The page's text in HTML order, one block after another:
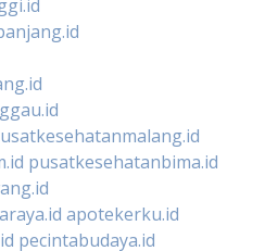
pusatkesehatanbima.id
apotekerku.id
pecintabudaya.id